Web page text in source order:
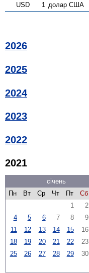
USD
1 долар США
2026
2025
2024
2023
2022
2021
січень
Пн
Вт Ср Чт Пт Сб
1
2
4
5 6 7 8 9
11
12 13 14 15 16
18
19 20 21 22 23
25
26 27 28 29 30